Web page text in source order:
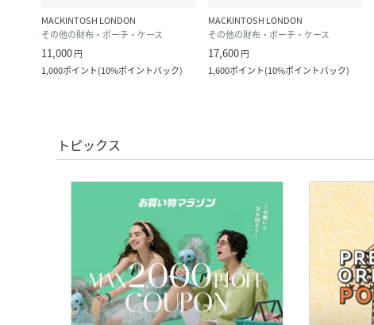
MACKINTOSH LONDON
その他の財布・ポーチ・ケース
11,000円
1,000ポイント(10%ポイントバック)
MACKINTOSH LONDON
その他の財布・ポーチ・ケース
17,600円
1,600ポイント(10%ポイントバック)
トピックス